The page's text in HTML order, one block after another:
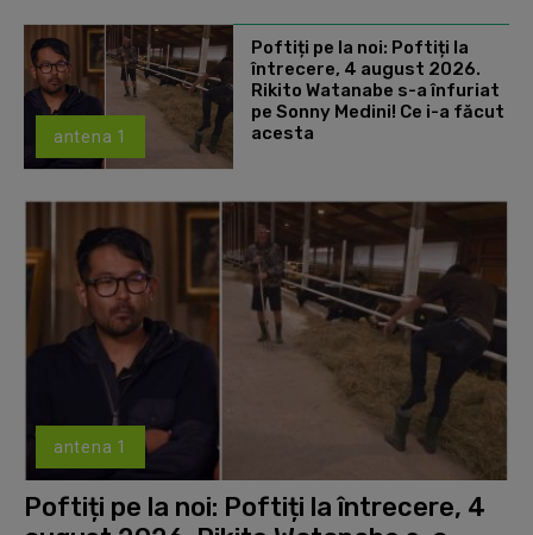
antena 1
Poftiți pe la noi: Poftiți la
întrecere, 4 august 2026.
Rikito Watanabe s-a înfuriat
pe Sonny Medini! Ce i-a făcut
acesta
antena 1
Poftiți pe la noi: Poftiți la întrecere, 4